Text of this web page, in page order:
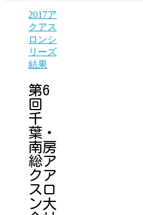
2017ア
クアス
ロンシ
リーズ
結果
第6
回
千
葉・
南房
総ア
クア
スロ
ン大